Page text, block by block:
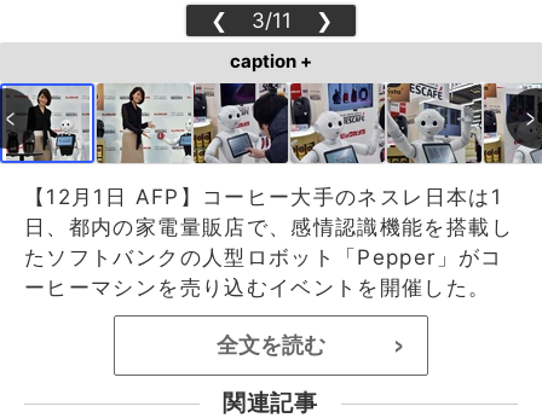
❮ 3/11 ❯
caption +
【12月1日 AFP】コーヒー大手のネスレ日本は1
日、都内の家電量販店で、感情認識機能を搭載し
たソフトバンクの人型ロボット「Pepper」がコ
ーヒーマシンを売り込むイベントを開催した。
全文を読む >
関連記事